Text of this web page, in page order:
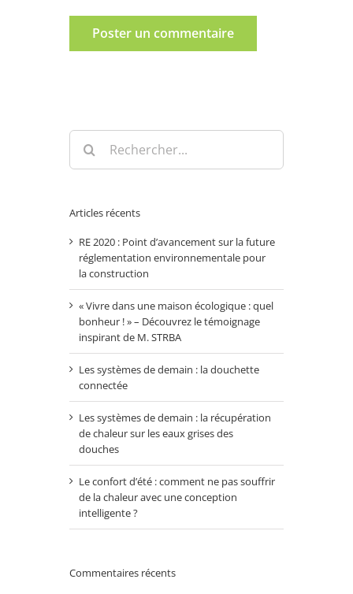
Rechercher:
Articles récents
RE 2020 : Point d’avancement sur la future
réglementation environnementale pour
la construction
« Vivre dans une maison écologique : quel
bonheur ! » – Découvrez le témoignage
inspirant de M. STRBA
Les systèmes de demain : la douchette
connectée
Les systèmes de demain : la récupération
de chaleur sur les eaux grises des
douches
Le confort d’été : comment ne pas souffrir
de la chaleur avec une conception
intelligente ?
Commentaires récents